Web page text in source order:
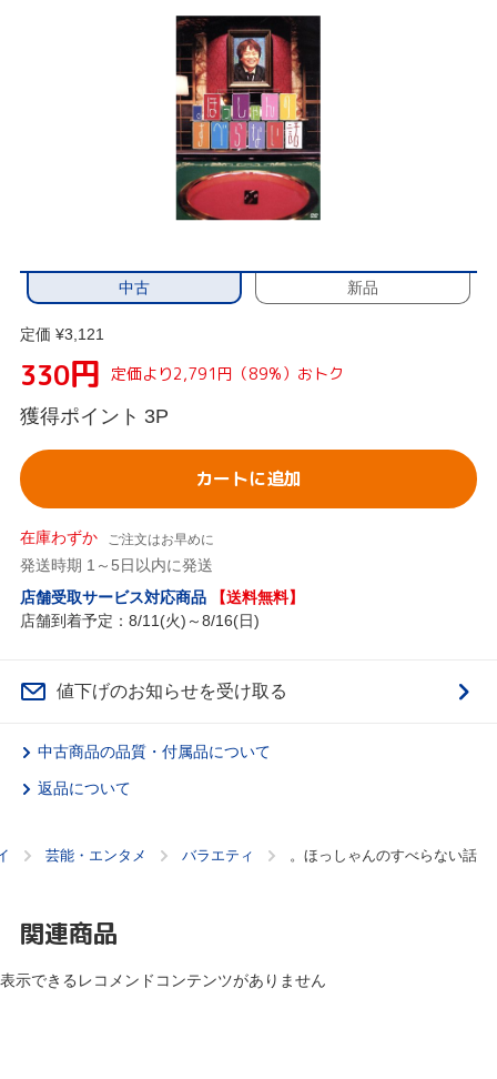
中古 新品
定価 ¥3,121
330円 定価より2,791円（89%）おトク
獲得ポイント 3P
カートに追加
在庫わずか ご注文はお早めに
発送時期 1～5日以内に発送
店舗受取サービス対応商品
【送料無料】
店舗到着予定：8/11(火)～8/16(日)
値下げのお知らせを受け取る
中古商品の品質・付属品について
返品について
芸能・エンタメ バラエティ 。ほっしゃんのすべらない話
関連商品
表示できるレコメンドコンテンツがありません